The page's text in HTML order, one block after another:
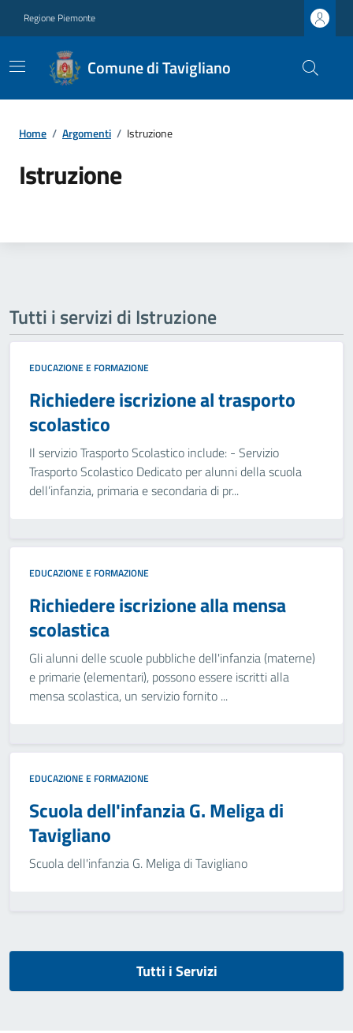
Regione Piemonte
Comune di Tavigliano
Home / Argomenti / Istruzione
Istruzione
Tutti i servizi di Istruzione
EDUCAZIONE E FORMAZIONE
Richiedere iscrizione al trasporto
scolastico
Il servizio Trasporto Scolastico include: - Servizio
Trasporto Scolastico Dedicato per alunni della scuola
dell’infanzia, primaria e secondaria di pr...
EDUCAZIONE E FORMAZIONE
Richiedere iscrizione alla mensa
scolastica
Gli alunni delle scuole pubbliche dell'infanzia (materne)
e primarie (elementari), possono essere iscritti alla
mensa scolastica, un servizio fornito ...
EDUCAZIONE E FORMAZIONE
Scuola dell'infanzia G. Meliga di
Tavigliano
Scuola dell'infanzia G. Meliga di Tavigliano
Tutti i Servizi